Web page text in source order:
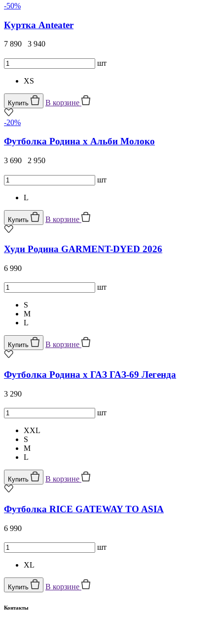
-50%
Куртка Anteater
7 890 3 940
шт
XS
Купить В корзине
-20%
Футболка Родина х Альби Молоко
3 690 2 950
шт
L
Купить В корзине
Худи Родина GARMENT-DYED 2026
6 990
шт
S
M
L
Купить В корзине
Футболка Родина x ГАЗ ГАЗ-69 Легенда
3 290
шт
XXL
S
M
L
Купить В корзине
Футболка RICE GATEWAY TO ASIA
6 990
шт
XL
Купить В корзине
Контакты